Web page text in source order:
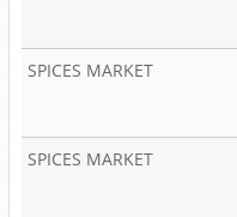
SPICES MARKET
SPICES MARKET